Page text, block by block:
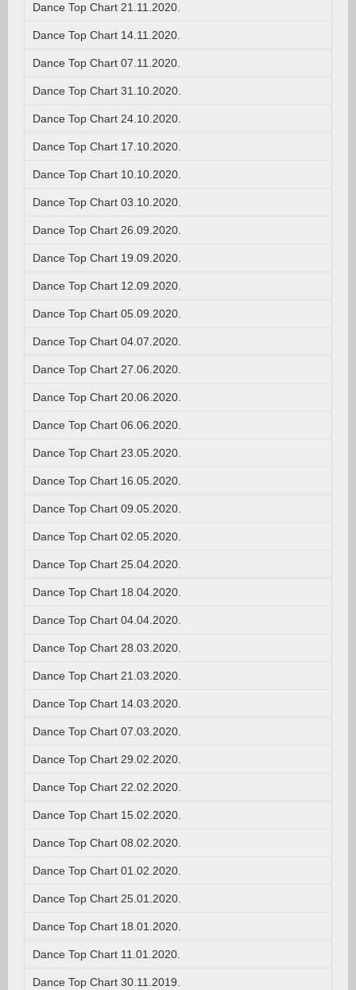
Dance Top Chart 21.11.2020.
Dance Top Chart 14.11.2020.
Dance Top Chart 07.11.2020.
Dance Top Chart 31.10.2020.
Dance Top Chart 24.10.2020.
Dance Top Chart 17.10.2020.
Dance Top Chart 10.10.2020.
Dance Top Chart 03.10.2020.
Dance Top Chart 26.09.2020.
Dance Top Chart 19.09.2020.
Dance Top Chart 12.09.2020.
Dance Top Chart 05.09.2020.
Dance Top Chart 04.07.2020.
Dance Top Chart 27.06.2020.
Dance Top Chart 20.06.2020.
Dance Top Chart 06.06.2020.
Dance Top Chart 23.05.2020.
Dance Top Chart 16.05.2020.
Dance Top Chart 09.05.2020.
Dance Top Chart 02.05.2020.
Dance Top Chart 25.04.2020.
Dance Top Chart 18.04.2020.
Dance Top Chart 04.04.2020.
Dance Top Chart 28.03.2020.
Dance Top Chart 21.03.2020.
Dance Top Chart 14.03.2020.
Dance Top Chart 07.03.2020.
Dance Top Chart 29.02.2020.
Dance Top Chart 22.02.2020.
Dance Top Chart 15.02.2020.
Dance Top Chart 08.02.2020.
Dance Top Chart 01.02.2020.
Dance Top Chart 25.01.2020.
Dance Top Chart 18.01.2020.
Dance Top Chart 11.01.2020.
Dance Top Chart 30.11.2019.